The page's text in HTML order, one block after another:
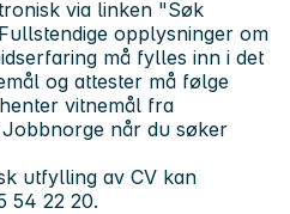
via linken "Søk
opplysninger om
må fylles inn i det
og attester må følge
vitnemål fra
når du søker
utfylling av CV kan
54 22 20.